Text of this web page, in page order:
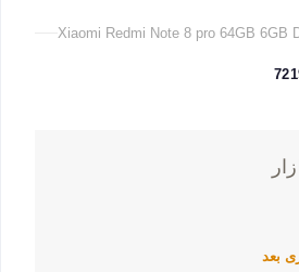
Xiaomi Redmi Note 8 pro 64GB 6GB